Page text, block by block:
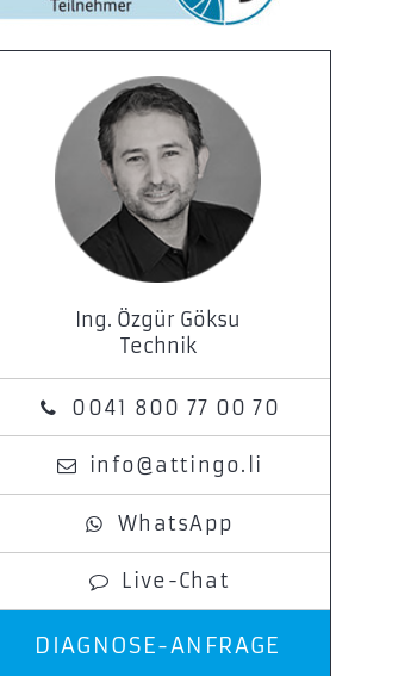
Ing. Özgür Göksu
Technik
0041 800 77 00 70
info@attingo.li
WhatsApp
Live-Chat
DIAGNOSE-ANFRAGE